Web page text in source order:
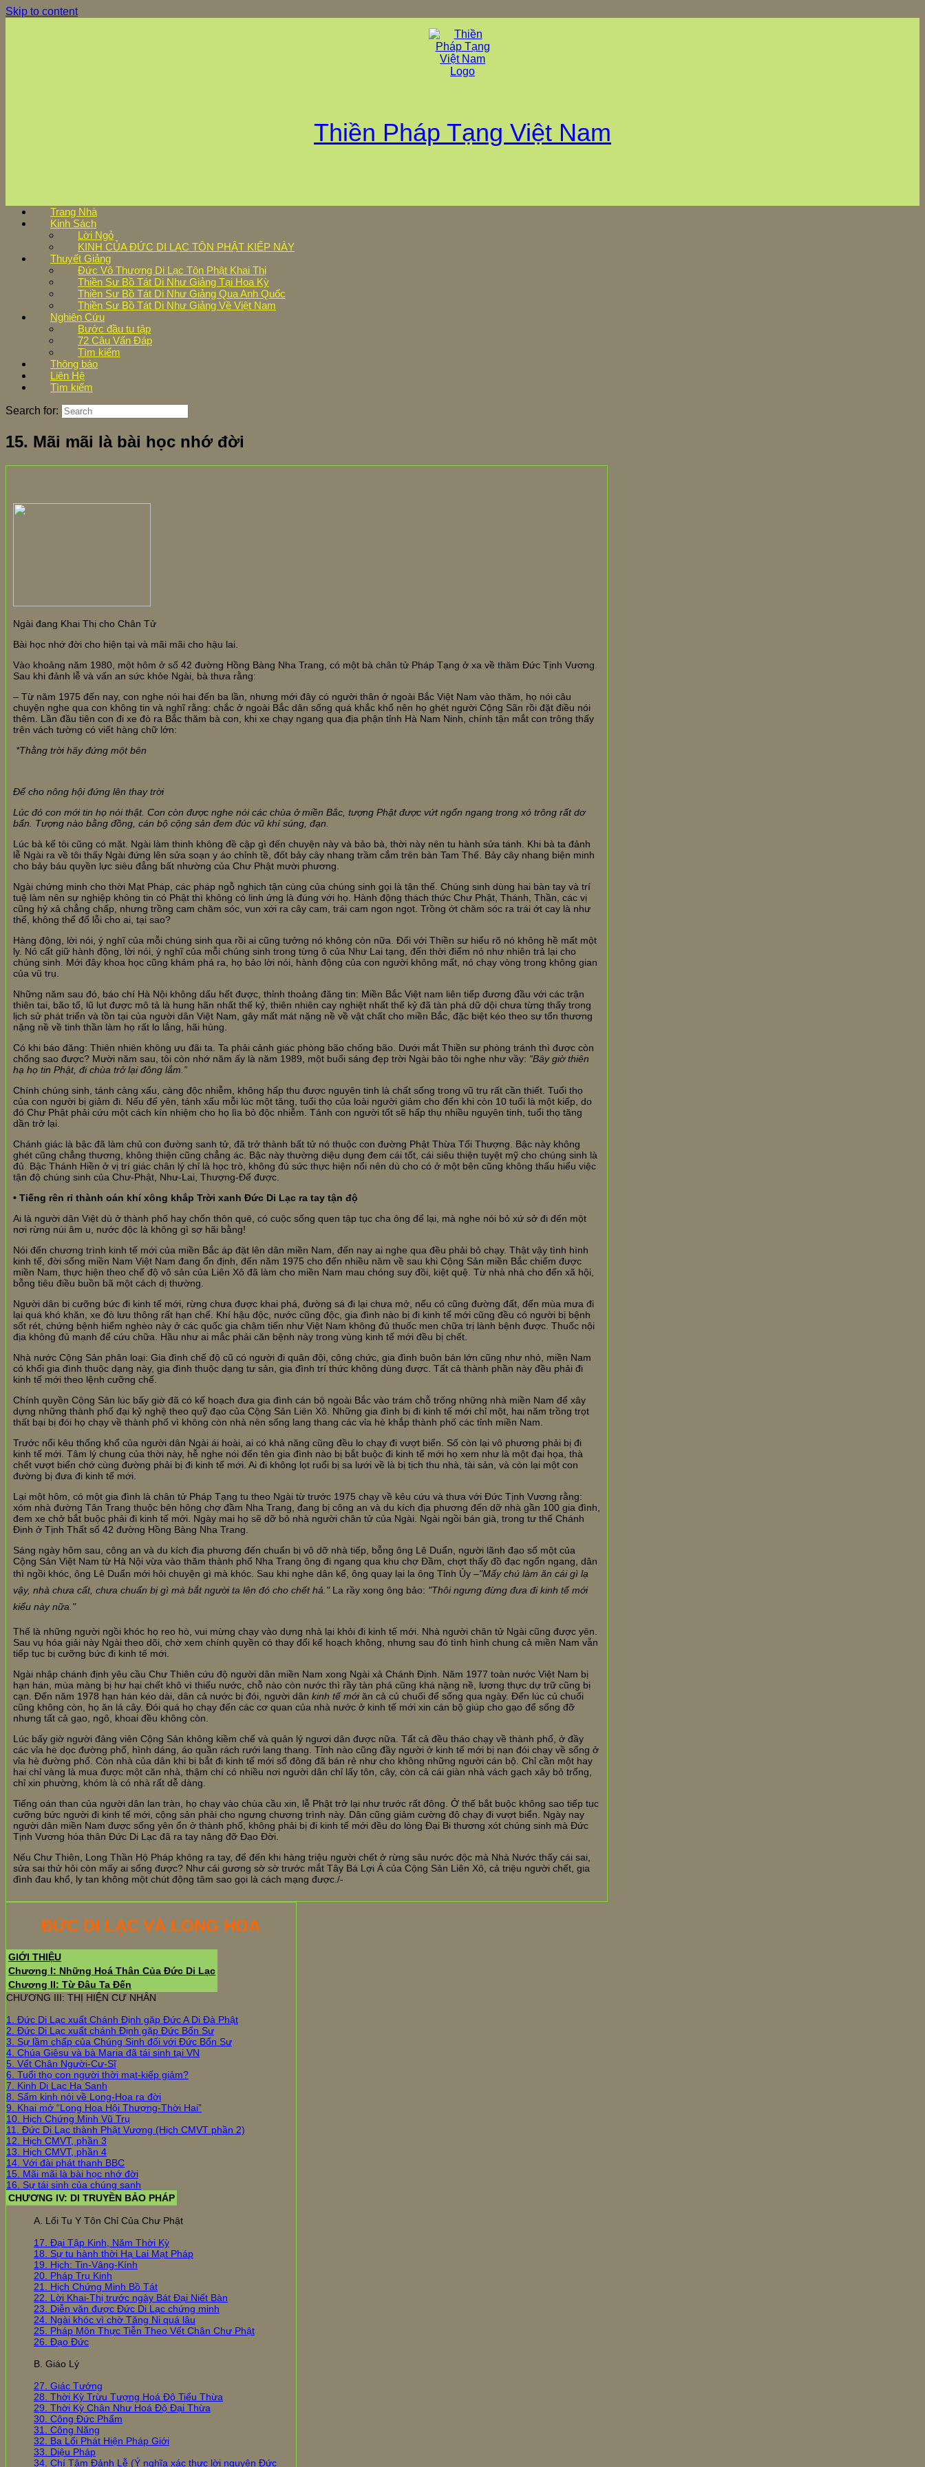
Skip to content
Thiền Pháp Tạng Việt Nam
Trang Nhà
Kinh Sách
Lời Ngỏ
KINH CỦA ĐỨC DI LẠC TÔN PHẬT KIẾP NÀY
Thuyết Giảng
Đức Vô Thượng Di Lạc Tôn Phật Khai Thị
Thiền Sư Bồ Tát Di Như Giảng Tại Hoa Kỳ
Thiền Sư Bồ Tát Di Như Giảng Qua Anh Quốc
Thiền Sư Bồ Tát Di Như Giảng Về Việt Nam
Nghiên Cứu
Bước đầu tu tập
72 Câu Vấn Đáp
Tìm kiếm
Thông báo
Liên Hệ
Tìm kiếm
Search for:
15. Mãi mãi là bài học nhớ đời
Ngài đang Khai Thị cho Chân Tử
Bài học nhớ đời cho hiện tại và mãi mãi cho hậu lai.
Vào khoảng năm 1980, một hôm ở số 42 đường Hồng Bàng Nha Trang, có một bà chân tử Pháp Tạng ở xa về thăm Đức Tịnh Vương.
Sau khi đảnh lễ và vấn an sức khỏe Ngài, bà thưa rằng:
– Từ năm 1975 đến nay, con nghe nói hai đến ba lần, nhưng mới đây có người thân ở ngoài Bắc Việt Nam vào thăm, họ nói câu
chuyện nghe qua con không tin và nghĩ rằng: chắc ở ngoài Bắc dân sống quá khắc khổ nên họ ghét người Cộng Sãn rồi đặt điều nói
thêm. Lần đầu tiên con đi xe đò ra Bắc thăm bà con, khi xe chạy ngang qua địa phận tỉnh Hà Nam Ninh, chính tận mắt con trông thấy
trên vách tường có viết hàng chữ lớn:
*Thằng trời hãy đứng một bên
Để cho nông hội đứng lên thay trời
Lúc đó con mới tin họ nói thật. Con còn được nghe nói các chùa ở miền Bắc, tượng Phật được vứt ngổn ngang trong xó trông rất dơ
bẩn. Tượng nào bằng đồng, cán bộ cộng sản đem đúc vũ khí súng, đạn.
Lúc bà kể tôi cũng có mặt. Ngài làm thinh không đề cập gì đến chuyện này và bảo bà, thời này nên tu hành sửa tánh. Khi bà ta đảnh
lễ Ngài ra về tôi thấy Ngài đứng lên sửa soạn y áo chỉnh tề, đốt bảy cây nhang trầm cắm trên bàn Tam Thế. Bảy cây nhang biện minh
cho bảy báu quyền lực siêu đẳng bất nhường của Chư Phật mười phương.
Ngài chứng minh cho thời Mạt Pháp, các pháp ngỗ nghịch tận cùng của chúng sinh gọi là tận thế. Chúng sinh dùng hai bàn tay và trí
tuệ làm nên sự nghiệp không tin có Phật thì không có linh ứng là đúng với họ. Hành động thách thức Chư Phật, Thánh, Thần, các vị
cũng hỷ xả chẳng chấp, nhưng trồng cam chăm sóc, vun xới ra cây cam, trái cam ngon ngọt. Trồng ớt chăm sóc ra trái ớt cay là như
thế, không thể đổ lỗi cho ai, tại sao?
Hàng động, lời nói, ý nghĩ của mỗi chúng sinh qua rồi ai cũng tưởng nó không còn nữa. Đối với Thiền sư hiểu rõ nó không hề mất một
ly. Nó cất giữ hành động, lời nói, ý nghĩ của mỗi chúng sinh trong từng ô của Như Lai tạng, đến thời điểm nó như nhiên trả lại cho
chúng sinh. Mới đây khoa học cũng khám phá ra, họ bảo lời nói, hành động của con người không mất, nó chạy vòng trong không gian
của vũ trụ.
Những năm sau đó, báo chí Hà Nội không dấu hết được, thỉnh thoảng đăng tin: Miền Bắc Việt nam liên tiếp đương đầu với các trận
thiên tai, bão tố, lũ lụt được mô tả là hung hãn nhất thế kỷ, thiên nhiên cay nghiệt nhất thế kỷ đã tàn phá dữ dội chưa từng thấy trong
lịch sử phát triển và tồn tại của người dân Việt Nam, gây mất mát nặng nề về vật chất cho miền Bắc, đặc biệt kéo theo sự tổn thương
nặng nề về tinh thần làm họ rất lo lắng, hãi hùng.
Có khi báo đăng: Thiên nhiên không ưu đãi ta. Ta phải cảnh giác phòng bão chống bão. Dưới mắt Thiền sư phòng tránh thì được còn
chống sao được? Mười năm sau, tôi còn nhớ năm ấy là năm 1989, một buổi sáng đẹp trời Ngài bảo tôi nghe như vầy: “Bây giờ thiên
hạ họ tin Phật, đi chùa trở lại đông lắm.”
Chính chúng sinh, tánh càng xấu, càng độc nhiễm, không hấp thu được nguyên tinh là chất sống trong vũ trụ rất cần thiết. Tuổi thọ
của con người bị giảm đi. Nếu để yên, tánh xấu mỗi lúc một tăng, tuổi thọ của loài người giảm cho đến khi còn 10 tuổi là một kiếp, do
đó Chư Phật phải cứu một cách kín nhiệm cho họ lìa bỏ độc nhiễm. Tánh con người tốt sẽ hấp thụ nhiều nguyên tinh, tuổi thọ tăng
dần trở lại.
Chánh giác là bậc đã làm chủ con đường sanh tử, đã trở thành bất tử nó thuộc con đường Phật Thừa Tối Thượng. Bậc này không
ghét cũng chẳng thương, không thiện cũng chẳng ác. Bậc này thường diệu dụng đem cái tốt, cái siêu thiện tuyệt mỹ cho chúng sinh là
đủ. Bậc Thánh Hiền ở vị trí giác chân lý chỉ là học trò, không đủ sức thực hiện nổi nên dù cho có ở một bên cũng không thấu hiểu việc
tận độ chúng sinh của Chư-Phật, Như-Lai, Thượng-Đế được.
• Tiếng rên rỉ thành oán khí xông khắp Trời xanh Đức Di Lạc ra tay tận độ
Ai là người dân Việt dù ở thành phố hay chốn thôn quê, có cuộc sống quen tập tục cha ông để lại, mà nghe nói bỏ xứ sở đi đến một
nơi rừng núi âm u, nước độc là không gì sợ hãi bằng!
Nói đến chương trình kinh tế mới của miền Bắc áp đặt lên dân miền Nam, đến nay ai nghe qua đều phải bỏ chạy. Thật vậy tình hình
kinh tế, đời sống miền Nam Việt Nam đang ổn định, đến năm 1975 cho đến nhiều năm về sau khi Cộng Sản miền Bắc chiếm được
miền Nam, thực hiện theo chế độ vô sản của Liên Xô đã làm cho miền Nam mau chóng suy đồi, kiệt quệ. Từ nhà nhà cho đến xã hội,
bỗng tiêu điều buồn bã một cách dị thường.
Người dân bị cưỡng bức đi kinh tế mới, rừng chưa được khai phá, đường sá đi lại chưa mở, nếu có cũng đường đất, đến mùa mưa đi
lại quá khó khăn, xe đò lưu thông rất hạn chế. Khí hậu độc, nước cũng độc, gia đình nào bị đi kinh tế mới cũng đều có người bị bệnh
sốt rét, chứng bệnh hiểm nghèo này ở các quốc gia chậm tiến như Việt Nam không đủ thuốc men chữa trị lành bệnh được. Thuốc nội
địa không đủ mạnh để cứu chữa. Hầu như ai mắc phải căn bệnh này trong vùng kinh tế mới đều bị chết.
Nhà nước Cộng Sản phân loại: Gia đình chế độ cũ có người đi quân đội, công chức, gia đình buôn bán lớn cũng như nhỏ, miền Nam
có khối gia đình thuộc dạng này, gia đình thuộc dạng tư sản, gia đình trí thức không dùng được. Tất cả thành phần này đều phải đi
kinh tế mới theo lệnh cưỡng chế.
Chính quyền Cộng Sản lúc bấy giờ đã có kế hoạch đưa gia đình cán bộ ngoài Bắc vào trám chỗ trống những nhà miền Nam để xây
dựng những thành phố đại kỷ nghệ theo quỹ đạo của Cộng Sản Liên Xô. Những gia đình bị đi kinh tế mới chỉ một, hai năm trồng trọt
thất bại bị đói họ chạy về thành phố vì không còn nhà nên sống lang thang các vỉa hè khắp thành phố các tỉnh miền Nam.
Trước nổi kêu thống khổ của người dân Ngài ái hoài, ai có khả năng cũng đều lo chạy đi vượt biển. Số còn lại vô phương phải bị đi
kinh tế mới. Tâm lý chung của thời này, hễ nghe nói đến tên gia đình nào bị bắt buộc đi kinh tế mới họ xem như là một đại họa, thà
chết vượt biển chớ cùng đường phải bị đi kinh tế mới. Ai đi không lọt ruổi bị sa lưới về là bị tịch thu nhà, tài sản, và còn lại một con
đường bị đưa đi kinh tế mới.
Lại một hôm, có một gia đình là chân tử Pháp Tạng tu theo Ngài từ trước 1975 chạy về kêu cứu và thưa với Đức Tịnh Vương rằng:
xóm nhà đường Tân Trang thuộc bên hông chợ đầm Nha Trang, đang bị công an và du kích địa phương đến dỡ nhà gần 100 gia đình,
đem xe chở bắt buộc phải đi kinh tế mới. Ngày mai họ sẽ dỡ bỏ nhà người chân tử của Ngài. Ngài ngồi bán già, trong tư thế Chánh
Định ở Tịnh Thất số 42 đường Hồng Bàng Nha Trang.
Sáng ngày hôm sau, công an và du kích địa phương đến chuẩn bị vô dỡ nhà tiếp, bỗng ông Lê Duẩn, người lãnh đạo số một của
Cộng Sản Việt Nam từ Hà Nội vừa vào thăm thành phố Nha Trang ông đi ngang qua khu chợ Đầm, chợt thấy đồ đạc ngổn ngang, dân
thì ngồi khóc, ông Lê Duẩn mới hỏi chuyện gì mà khóc. Sau khi nghe dân kể, ông quay lại la ông Tỉnh Ủy –"Mấy chú làm ăn cái gì lạ
vậy, nhà chưa cất, chưa chuẩn bị gì mà bắt người ta lên đó cho chết hả."La rầy xong ông bảo: "Thôi ngưng đừng đưa đi kinh tế mới
kiểu này nữa."
Thế là những người ngồi khóc họ reo hò, vui mừng chạy vào dựng nhà lại khỏi đi kinh tế mới. Nhà người chân tử Ngài cũng được yên.
Sau vụ hóa giải này Ngài theo dõi, chờ xem chính quyền có thay đổi kế hoạch không, nhưng sau đó tình hình chung cả miền Nam vẫn
tiếp tục bị cưỡng bức đi kinh tế mới.
Ngài nhập chánh định yêu cầu Chư Thiên cứu độ người dân miền Nam xong Ngài xả Chánh Định. Năm 1977 toàn nước Việt Nam bị
hạn hán, mùa màng bị hư hại chết khô vì thiếu nước, chỗ nào còn nước thì rầy tàn phá cũng khá nặng nề, lương thực dự trữ cũng bị
cạn. Đến năm 1978 hạn hán kéo dài, dân cả nước bị đói, người dân kinh tế mớiăn cả củ chuối để sống qua ngày. Đến lúc củ chuối
cũng không còn, họ ăn lá cây. Đói quá họ chạy đến các cơ quan của nhà nước ở kinh tế mới xin cán bộ giúp cho gạo để sống đỡ
nhưng tất cả gạo, ngô, khoai đều không còn.
Lúc bấy giờ người đảng viên Cộng Sản không kiềm chế và quản lý ngươi dân được nữa. Tất cả đều tháo chạy về thành phố, ở đầy
các vỉa hè dọc đường phố, hình dáng, áo quần rách rưới lang thang. Tỉnh nào cũng đầy người ở kinh tế mới bị nạn đói chạy về sống ở
vỉa hè đường phố. Còn nhà của dân khi bị bắt đi kinh tế mới số đông đã bán rẻ như cho không những người cán bộ. Chỉ cần một hay
hai chỉ vàng là mua được một căn nhà, thậm chí có nhiều nơi người dân chỉ lấy tôn, cây, còn cả cái giàn nhà vách gạch xây bỏ trống,
chỉ xin phường, khóm là có nhà rất dễ dàng.
Tiếng oán than của người dân lan tràn, họ chạy vào chùa cầu xin, lễ Phật trở lại như trước rất đông. Ở thế bắt buộc không sao tiếp tục
cưỡng bức người đi kinh tế mới, cộng sản phải cho ngưng chương trình này. Dân cũng giảm cường độ chạy đi vượt biển. Ngày nay
người dân miền Nam được sống yên ổn ở thành phố, không phải bị đi kinh tế mới đều do lòng Đại Bi thương xót chúng sinh mà Đức
Tịnh Vương hóa thân Đức Di Lạc đã ra tay nâng đỡ Đạo Đời.
Nếu Chư Thiên, Long Thần Hộ Pháp không ra tay, để đến khi hàng triệu người chết ở rừng sâu nước độc mà Nhà Nước thấy cái sai,
sửa sai thử hỏi còn mấy ai sống được? Như cái gương sờ sờ trước mắt Tây Bá Lợi Á của Cộng Sản Liên Xô, cả triệu người chết, gia
đình đau khổ, ly tan không một chút động tâm sao gọi là cách mạng được./-
ĐỨC DI LẠC VÀ LONG HOA
GIỚI THIỆU
Chương I: Những Hoá Thân Của Đức Di Lạc
Chương II: Từ Đâu Ta Đến
CHƯƠNG III: THỊ HIỆN CƯ NHÂN
1. Đức Di Lạc xuất Chánh Định gặp Đức A Di Đà Phật
2. Đức Di Lạc xuất chánh Định gặp Đức Bổn Sư
3. Sự lầm chấp của Chúng Sinh đối với Đức Bổn Sư
4. Chúa Giêsu và bà Maria đã tái sinh tại VN
5. Vết Chân Người-Cư-Sĩ
6. Tuổi thọ con người thời mạt-kiếp giảm?
7. Kinh Di Lạc Hạ Sanh
8. Sấm kinh nói về Long-Hoa ra đời
9. Khai mở “Long Hoa Hội Thượng-Thời Hai”
10. Hịch Chứng Minh Vũ Trụ
11. Đức Di Lạc thành Phật Vương (Hịch CMVT phần 2)
12. Hịch CMVT, phần 3
13. Hịch CMVT, phần 4
14. Với đài phát thanh BBC
15. Mãi mãi là bài học nhớ đời
16. Sự tái sinh của chúng sanh
CHƯƠNG IV: DI TRUYỀN BẢO PHÁP
A. Lối Tu Y Tôn Chỉ Của Chư Phật
17. Đại Tập Kinh, Năm Thời Kỳ
18. Sự tu hành thời Hạ Lai Mạt Pháp
19. Hịch: Tin-Vâng-Kính
20. Pháp Trụ Kinh
21. Hịch Chứng Minh Bồ Tát
22. Lời Khai-Thị trước ngày Bát Đại Niết Bàn
23. Diễn văn được Đức Di Lạc chứng minh
24. Ngài khóc vì chờ Tăng Ni quá lâu
25. Pháp Môn Thực Tiễn Theo Vết Chân Chư Phật
26. Đạo Đức
B. Giáo Lý
27. Giác Tướng
28. Thời Kỳ Trừu Tượng Hoá Độ Tiểu Thừa
29. Thời Kỳ Chân Như Hoá Độ Đại Thừa
30. Công Đức Phẩm
31. Công Năng
32. Ba Lối Phát Hiện Pháp Giới
33. Diệu Pháp
34. Chí Tâm Đảnh Lễ (Ý nghĩa xác thực lời nguyện Đức